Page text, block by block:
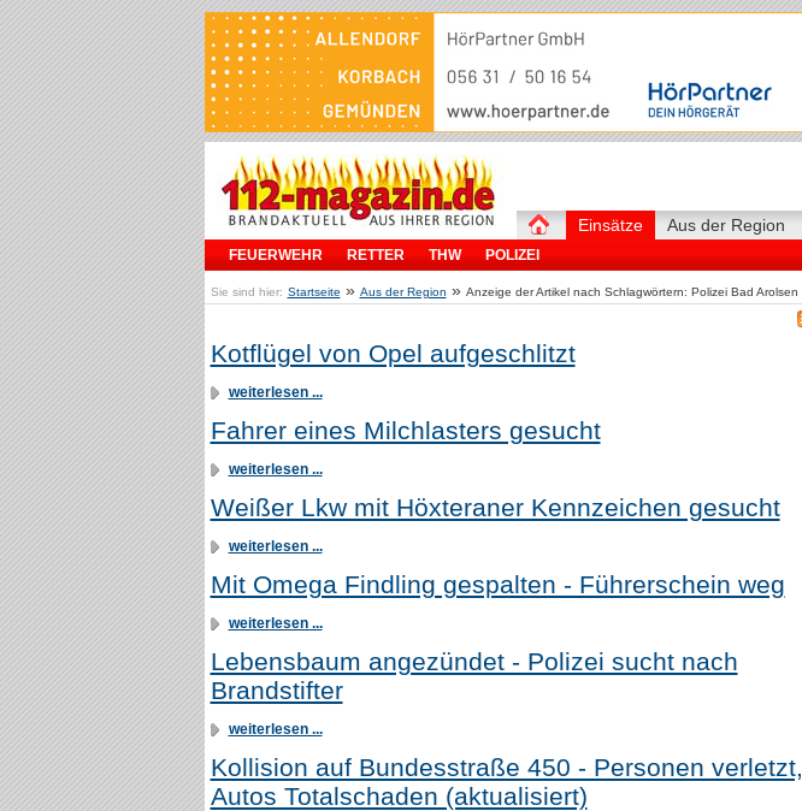
Einsätze
FEUERWEHR RETTER THW POLIZEI
Aus der Region
Sie sind hier: Startseite » Aus der Region » Anzeige der Artikel nach Schlagwörtern: Polizei Bad Arolsen
Kotflügel von Opel aufgeschlitzt
weiterlesen ...
Fahrer eines Milchlasters gesucht
weiterlesen ...
Weißer Lkw mit Höxteraner Kennzeichen gesucht
weiterlesen ...
Mit Omega Findling gespalten - Führerschein weg
weiterlesen ...
Lebensbaum angezündet - Polizei sucht nach
Brandstifter
weiterlesen ...
Kollision auf Bundesstraße 450 - Personen verletzt,
Autos Totalschaden (aktualisiert)